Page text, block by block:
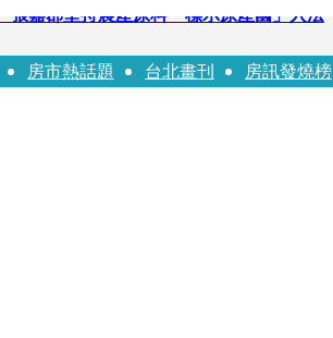
嘉郡堅持農產原料「標示原產國」入法
」饒河夜市小吃店把簽名塗掉 沈伯洋：
房市熱話題 台北畫刊 房訊發燒榜